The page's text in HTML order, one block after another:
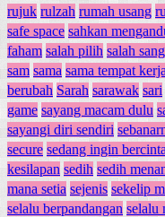
rujuk rulzah rumah usang
safe space sahkan
faham salah pilih salah
sam sama sama tempat kerja
berubah Sarah sarawak sari
game sayang macam dulu
sayangi diri sendiri
secure sedang ingin bercinta
kesilapan sedih sedih
mana setia sejenis sekelip
selalu berpandangan selalu